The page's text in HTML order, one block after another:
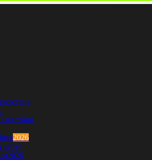
2026
2026
2026